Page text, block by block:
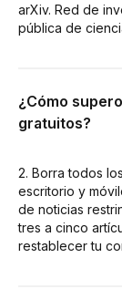
arXiv. Red de
pública de
¿Cómo
gratuitos?
2. Borra todos
escritorio y
de noticias
tres a cinco
restablecer tu